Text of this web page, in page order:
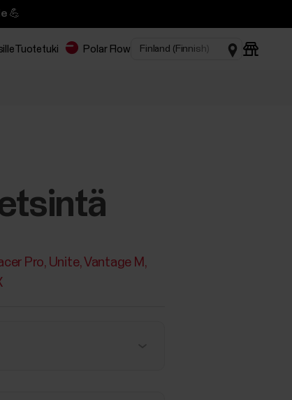
💪
Tuotetuki Polar Flow
Pro Unite Vantage M